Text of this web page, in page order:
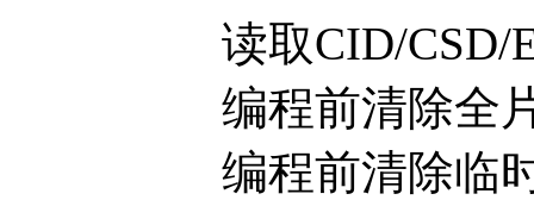
读取CID/CSD/
编程前清除全片
编程前清除临时